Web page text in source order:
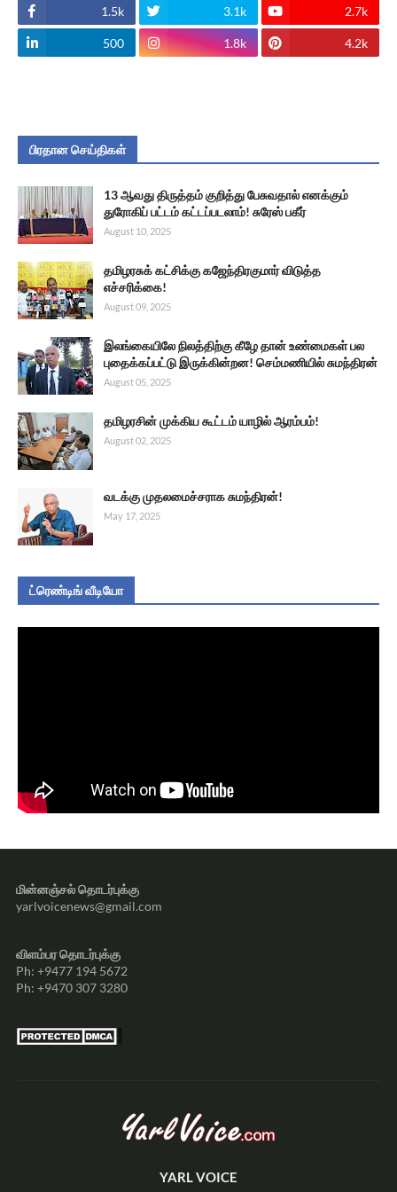
1.5k 3.1k 2.7k
500 1.8k 4.2k
பிரதான செய்திகள்
13 ஆவது திருத்தம் குறித்து பேசுவதால் எனக்கும்
துரோகிப் பட்டம் கட்டப்படலாம்! சுரேஸ் பகீர்
August 10, 2025
தமிழரசுக் கட்சிக்கு கஜேந்திரகுமார் விடுத்த
எச்சரிக்கை!
August 09, 2025
இலங்கையிலே நிலத்திற்கு கீழே தான் உண்மைகள் பல
புதைக்கப்பட்டு இருக்கின்றன! செம்மணியில் சுமந்திரன்
August 05, 2025
தமிழரசின் முக்கிய கூட்டம் யாழில் ஆரம்பம்!
August 02, 2025
வடக்கு முதலமைச்சராக சுமந்திரன்!
May 17, 2025
ட்ரெண்டிங் வீடியோ
மின்னஞ்சல் தொடர்புக்கு
yarlvoicenews@gmail.com
விளம்பர தொடர்புக்கு
Ph: +9477 194 5672
Ph: +9470 307 3280
YARL VOICE